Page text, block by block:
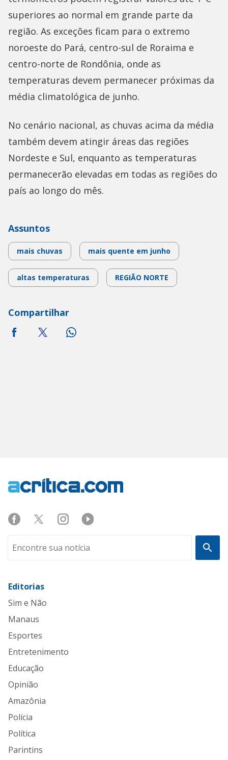
superiores ao normal em grande parte da
região. As exceções ficam para o extremo
noroeste do Pará, centro-sul de Roraima e
centro-norte de Rondônia, onde as
temperaturas devem permanecer próximas da
média climatológica de junho.
No cenário nacional, as chuvas acima da média
também devem atingir áreas das regiões
Nordeste e Sul, enquanto as temperaturas
permanecerão elevadas em todas as regiões do
país ao longo do mês.
Assuntos
mais chuvas mais quente em junho
altas temperaturas REGIÃO NORTE
Compartilhar
Editorias
Sim e Não
Manaus
Esportes
Entretenimento
Educação
Opinião
Amazônia
Polícia
Política
Parintins